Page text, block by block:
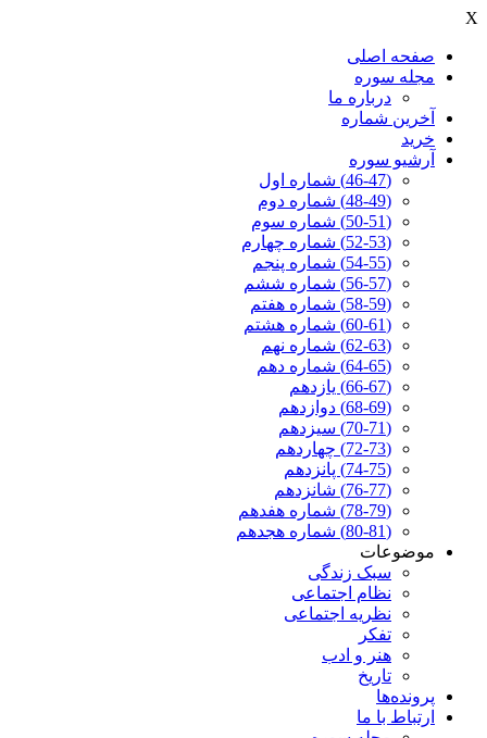
X
صفحه اصلی
مجله سوره
درباره ما
آخرين شماره
خرید
آرشیو سوره
(46-47) شماره اول
(48-49) شماره دوم
(50-51) شماره سوم
(52-53) شماره چهارم
(54-55) شماره پنجم
(56-57) شماره ششم
(58-59) شماره هفتم
(60-61) شماره هشتم
(62-63) شماره نهم
(64-65) شماره دهم
(66-67) یازدهم
(68-69) دوازدهم
(70-71) سیزدهم
(72-73) چهاردهم
(74-75) پانزدهم
(76-77) شانزدهم
(78-79) شماره هفدهم
(80-81) شماره هجدهم
موضوعات
سبک زندگی
نظام اجتماعی
نظریه اجتماعی
تفکر
هنر و ادب
تاریخ
پرونده‌ها
ارتباط با ما